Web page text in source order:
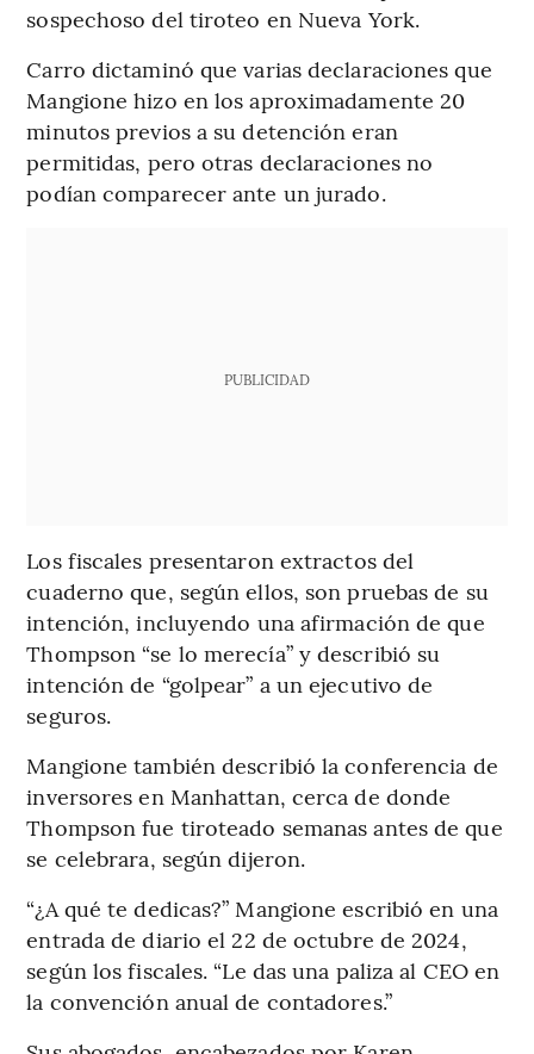
sospechoso del tiroteo en Nueva York.
Carro dictaminó que varias declaraciones que
Mangione hizo en los aproximadamente 20
minutos previos a su detención eran
permitidas, pero otras declaraciones no
podían comparecer ante un jurado.
PUBLICIDAD
Los fiscales presentaron extractos del
cuaderno que, según ellos, son pruebas de su
intención, incluyendo una afirmación de que
Thompson “se lo merecía” y describió su
intención de “golpear” a un ejecutivo de
seguros.
Mangione también describió la conferencia de
inversores en Manhattan, cerca de donde
Thompson fue tiroteado semanas antes de que
se celebrara, según dijeron.
“¿A qué te dedicas?” Mangione escribió en una
entrada de diario el 22 de octubre de 2024,
según los fiscales. “Le das una paliza al CEO en
la convención anual de contadores.”